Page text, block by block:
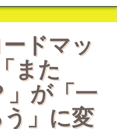
ードマッ
また
が「一
」に変